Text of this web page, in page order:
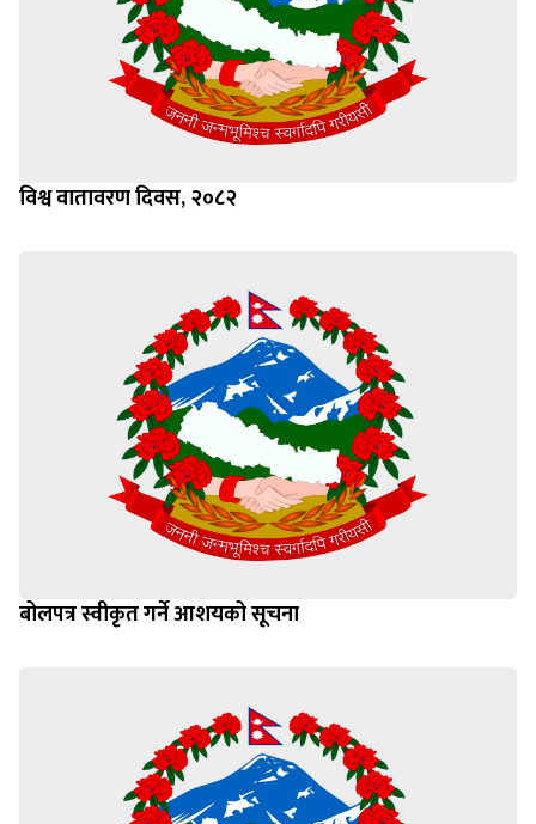
विश्व वातावरण दिवस, २०८२
बोलपत्र स्वीकृत गर्ने आशयको सूचना